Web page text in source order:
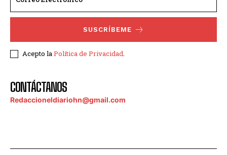
SUSCRÍBEME
Acepto laPolítica de Privacidad.
CONTÁCTANOS
Redaccioneldiariohn@gmail.com